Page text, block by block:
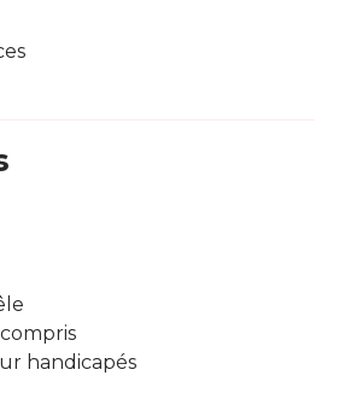
handicapés